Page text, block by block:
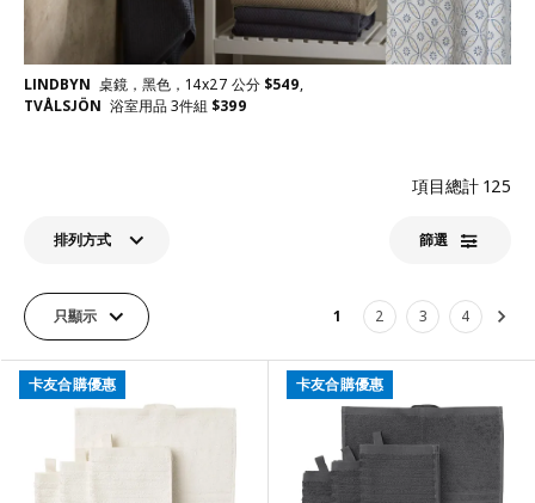
LINDBYN 桌鏡，黑色，14x27 公分 $549,
TVÅLSJÖN 浴室用品 3件組 $399
項目總計 125
排列方式 篩選​
只顯示 1 2 3 4 下
卡友合購優惠 卡友合購優惠